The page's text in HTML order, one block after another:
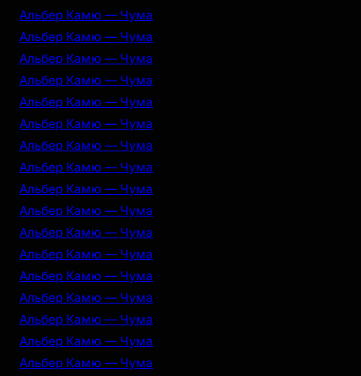
Альбер Камю — Чума
Альбер Камю — Чума
Альбер Камю — Чума
Альбер Камю — Чума
Альбер Камю — Чума
Альбер Камю — Чума
Альбер Камю — Чума
Альбер Камю — Чума
Альбер Камю — Чума
Альбер Камю — Чума
Альбер Камю — Чума
Альбер Камю — Чума
Альбер Камю — Чума
Альбер Камю — Чума
Альбер Камю — Чума
Альбер Камю — Чума
Альбер Камю — Чума